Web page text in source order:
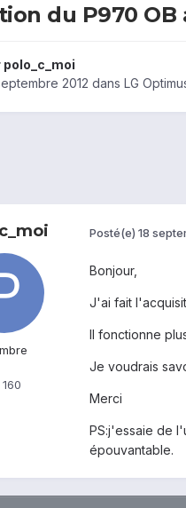
du P970
polo_c_moi
2012 dans LG
160
Posté(e) 18
Bonjour,
J'ai fait
Il fonctionne
Je voudrais
Merci
PS:j'essaie de
épouvantable.